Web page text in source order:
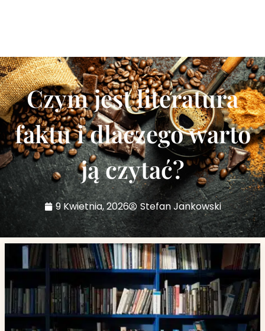
Czym jest literatura
faktu i dlaczego warto
ją czytać?
9 Kwietnia, 2026 Stefan Jankowski